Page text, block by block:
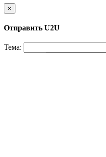
×
Отправить U2U
Тема: